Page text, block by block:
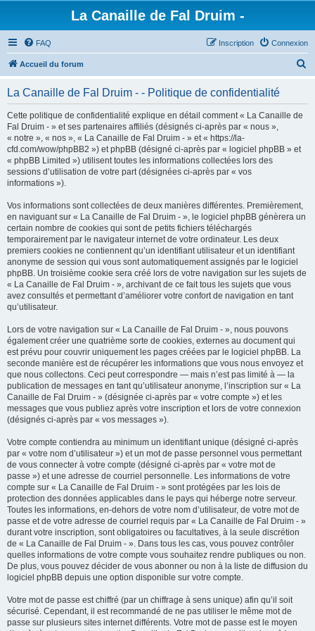
La Canaille de Fal Druim -
FAQ Connexion
Inscription
Accueil du forum
La Canaille de Fal Druim - - Politique de confidentialité
Cette politique de confidentialité explique en détail comment « La Canaille de
Fal Druim - » et ses partenaires affiliés (désignés ci-après par « nous »,
« notre », « nos », « La Canaille de Fal Druim - » et « https://la-
cfd.com/wow/phpBB2 ») et phpBB (désigné ci-après par « logiciel phpBB » et
« phpBB Limited ») utilisent toutes les informations collectées lors des
sessions d’utilisation de votre part (désignées ci-après par « vos
informations »).
Vos informations sont collectées de deux manières différentes. Premièrement,
en naviguant sur « La Canaille de Fal Druim - », le logiciel phpBB génèrera un
certain nombre de cookies qui sont de petits fichiers téléchargés
temporairement par le navigateur internet de votre ordinateur. Les deux
premiers cookies ne contiennent qu’un identifiant utilisateur et un identifiant
anonyme de session qui vous sont automatiquement assignés par le logiciel
phpBB. Un troisième cookie sera créé lors de votre navigation sur les sujets de
« La Canaille de Fal Druim - », archivant de ce fait tous les sujets que vous
avez consultés et permettant d’améliorer votre confort de navigation en tant
qu’utilisateur.
Lors de votre navigation sur « La Canaille de Fal Druim - », nous pouvons
également créer une quatrième sorte de cookies, externes au document qui
est prévu pour couvrir uniquement les pages créées par le logiciel phpBB. La
seconde manière est de récupérer les informations que vous nous envoyez et
que nous collectons. Ceci peut correspondre — mais n’est pas limité à — la
publication de messages en tant qu’utilisateur anonyme, l’inscription sur « La
Canaille de Fal Druim - » (désignée ci-après par « votre compte ») et les
messages que vous publiez après votre inscription et lors de votre connexion
(désignés ci-après par « vos messages »).
Votre compte contiendra au minimum un identifiant unique (désigné ci-après
par « votre nom d’utilisateur ») et un mot de passe personnel vous permettant
de vous connecter à votre compte (désigné ci-après par « votre mot de
passe ») et une adresse de courriel personnelle. Les informations de votre
compte sur « La Canaille de Fal Druim - » sont protégées par les lois de
protection des données applicables dans le pays qui héberge notre serveur.
Toutes les informations, en-dehors de votre nom d’utilisateur, de votre mot de
passe et de votre adresse de courriel requis par « La Canaille de Fal Druim - »
durant votre inscription, sont obligatoires ou facultatives, à la seule discrétion
de « La Canaille de Fal Druim - ». Dans tous les cas, vous pouvez contrôler
quelles informations de votre compte vous souhaitez rendre publiques ou non.
De plus, vous pouvez décider de vous abonner ou non à la liste de diffusion du
logiciel phpBB depuis une option disponible sur votre compte.
Votre mot de passe est chiffré (par un chiffrage à sens unique) afin qu’il soit
sécurisé. Cependant, il est recommandé de ne pas utiliser le même mot de
passe sur plusieurs sites internet différents. Votre mot de passe est le moyen